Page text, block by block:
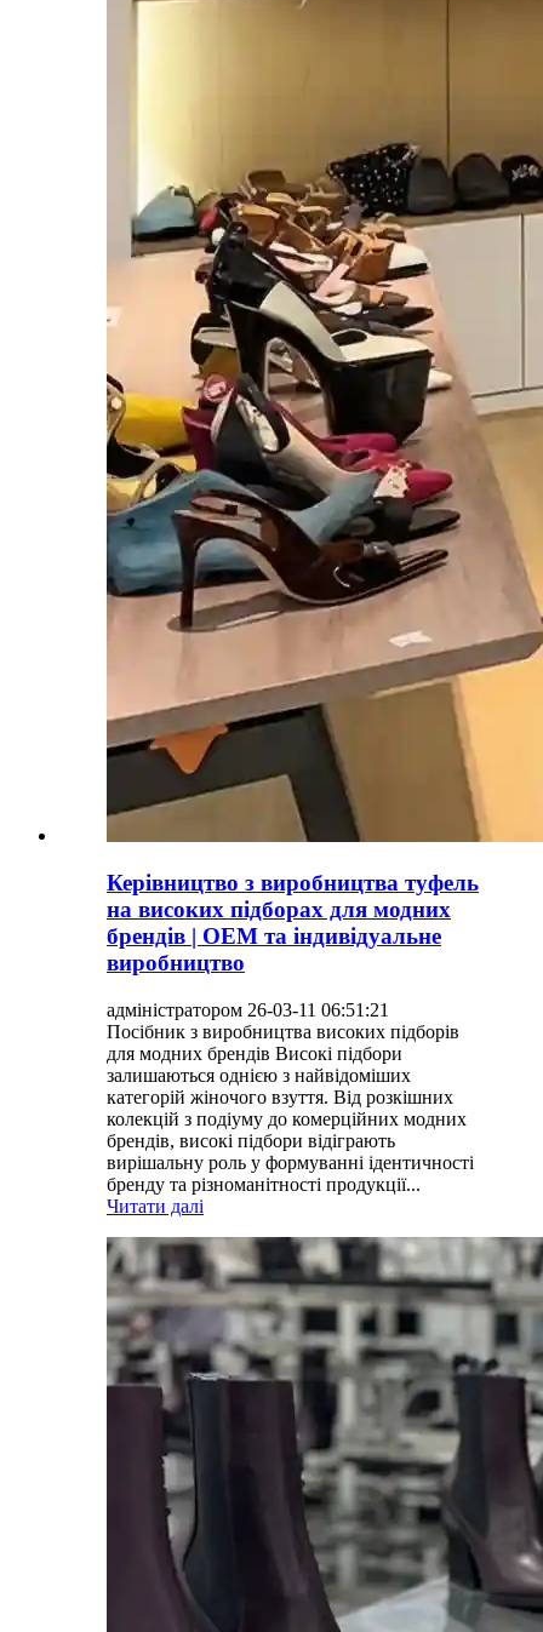
Керівництво з виробництва туфель
на високих підборах для модних
брендів | OEM та індивідуальне
виробництво
адміністратором 26-03-11 06:51:21
Посібник з виробництва високих підборів
для модних брендів Високі підбори
залишаються однією з найвідоміших
категорій жіночого взуття. Від розкішних
колекцій з подіуму до комерційних модних
брендів, високі підбори відіграють
вирішальну роль у формуванні ідентичності
бренду та різноманітності продукції...
Читати далі